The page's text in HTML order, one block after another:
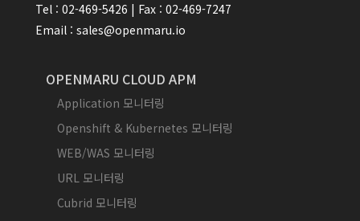
Tel : 02-469-5426 | Fax : 02-469-7247
Email : sales@openmaru.io
OPENMARU CLOUD APM
Application 모니터링
Openshift & Kubernetes 모니터링
WEB/WAS 모니터링
URL 모니터링
Cubrid 모니터링